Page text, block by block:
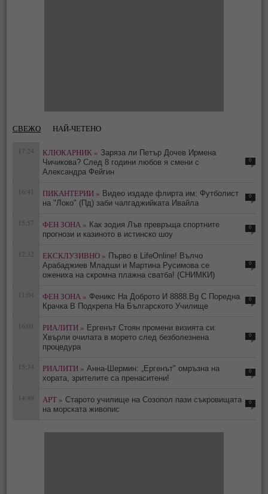
СВЕЖО НАЙ-ЧЕТЕНО
17:24 КЛЮКАРНИК » Заряза ли Петър Дочев Ирмена
Чичикова? След 8 години любов я смени с
Александра Фейгин
0
16:41 ПИКАНТЕРИИ » Видео издаде флирта им: Футболист
на "Локо" (Пд) заби чалгаджийката Ивайла
0
15:57 ФЕН ЗОНА » Как зодия Лъв превръща спортните
прогнози и казиното в истинско шоу
0
12:32 ЕКСКЛУЗИВНО » Първо в LifeOnline! Вълчо
Арабаджиев Младши и Мартина Русимова сe
oжениха на скромна плажна сватба! (СНИМКИ)
0
11:04 ФЕН ЗОНА » Феникс На Доброто И 8888.Bg С Поредна
Крачка В Подкрепа На Българското Училище
0
16:01 РИАЛИТИ » Ергенът Стоян промени визията си:
Хвърли очилата в морето след безболезнена
процедура
0
15:34 РИАЛИТИ » Анна-Шермин: „Ергенът" омръзна на
хората, зрителите са пренаситени!
0
14:49 АРТ » Старото училище на Созопол пази съкровищата
на морската живопис
0